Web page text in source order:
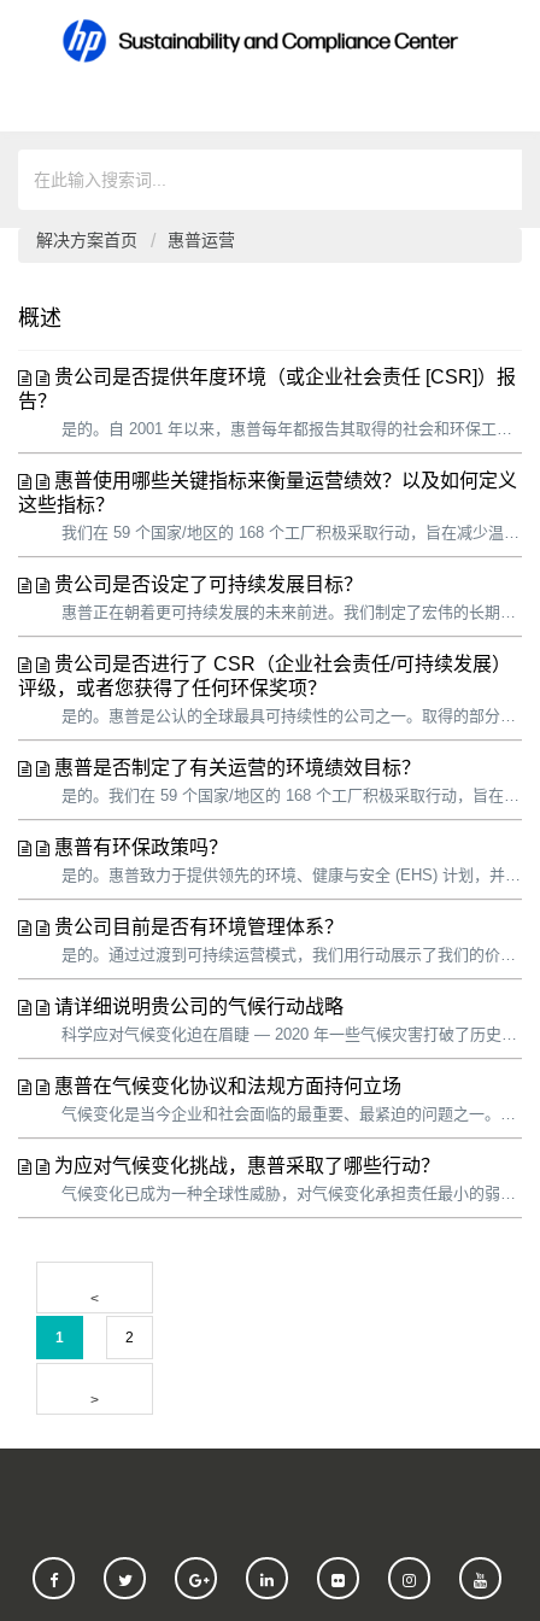
解决方案首页 惠普运营
概述
贵公司是否提供年度环境（或企业社会责任 [CSR]）报
告？
是的。自 2001 年以来，惠普每年都报告其取得的社会和环保工作进展。我们为客户、行业分析师、社会责任投资者、非政府组织 (NGO)、员工、可持续发展专家、政府等利益相关者提供详细的信息。 确定报告内容时，我们会考虑： • 我们的重要性评估 • 惠普高管和内容专家的意见 • 外部利益相...
惠普使用哪些关键指标来衡量运营绩效？以及如何定义
这些指标？
我们在 59 个国家/地区的 168 个工厂积极采取行动，旨在减少温室气体 (GHG) 排放、能源和水消耗以及废弃物的产生。尽管与惠普运营相关的温室气体排放仅占我们总体碳足迹的 1%，但是我们对自己的运营具有最大的控制力和影响力，也最有能力产生即时影响。通过过渡到可持续运营模式，我们用行动展示了我们的价值观，并...
贵公司是否设定了可持续发展目标？
惠普正在朝着更可持续发展的未来前进。我们制定了宏伟的长期目标，并将战略重点放在可以发挥最大影响的领域。 惠普支持联合国可持续发展目标 (SDG)，并一如既往地致力于推动实现与我们可持续发展战略密切相关的特定目标： 到 2025 年，在惠普个人系统和印刷产品组合中使用 30% 的消费后再生塑料。1 到 2...
贵公司是否进行了 CSR（企业社会责任/可持续发展）
评级，或者您获得了任何环保奖项？
是的。惠普是公认的全球最具可持续性的公司之一。取得的部分荣誉： 2020 年 CDP 排名排名 —— 全球唯一一家在 CDP 气候、森林和水资源保护方面获得 3A 评级并入围供应商参与度排行榜的科技公司。 全球 100 强 —— 连续 6 年入选“全球最具可持续性百强企业”榜单。 能源之星 —— 连续第...
惠普是否制定了有关运营的环境绩效目标？
是的。我们在 59 个国家/地区的 168 个工厂积极采取行动，旨在减少温室气体 (GHG) 排放、能源和水消耗以及废弃物的产生。通过过渡到可持续运营模式，我们用行动展示了我们的价值观，并为员工、客户、供应商、访客和其他人员提供了行业领先的实践。 惠普支持联合国可持续发展目标 (SDG)，并一如既往地致力于推...
惠普有环保政策吗？
是的。惠普致力于提供领先的环境、健康与安全 (EHS) 计划，并不断改进员工的人身安全保障。我们深知，我们的业务依赖并影响着环境，包括资源消耗、大气排放和水排放。我们始终致力于以负责任的方式开展业务，尽量减少运营对人类健康和环境的影响，同时提供可以在整个生命周期内实现安全、环保的产品和服务。为了兑现承诺，我们将...
贵公司目前是否有环境管理体系？
是的。通过过渡到可持续运营模式，我们用行动展示了我们的价值观，并为员工、客户、供应商、访客和其他人员提供了行业领先的实践。 我们的环境、健康与安全 (EHS) 政策和 EHS 管理系统（适用于所有惠普员工和承包商以及所有运营地点）可帮助我们管理对环境的影响，改善员工安全状况，核实我们对目标的实现进度以及对内部...
请详细说明贵公司的气候行动战略
科学应对气候变化迫在眉睫 — 2020 年一些气候灾害打破了历史记录，包括野火、季风和飓风。气候变化将影响所有企业和地区，其中低收入和有色人种群体受影响比较显著。要想减轻气候危机，保护自然环境和人类社区，我们必须改变我们制造、交付和使用产品的方式。 2021 年 4 月，我们制定了新的目标，确立了应对气候变化...
惠普在气候变化协议和法规方面持何立场
气候变化是当今企业和社会面临的最重要、最紧迫的问题之一。科学证据明确表明，气候变化影响非常严重，我们必须行动起来。惠普认为采取气候行动不仅是我们的责任，而且关系着企业的长远发展。惠普正在努力提高业务弹性，不断开拓创新以减轻气候变化的影响，并适应不断演变的全球业务和监管环境。我们认识到，客户和投资者都希望我们尽力...
为应对气候变化挑战，惠普采取了哪些行动？
气候变化已成为一种全球性威胁，对气候变化承担责任最小的弱势群体感受最为明显。科学应对气候变化迫在眉睫。我们整个社会在这个关键十年做出的决定将影响我们在整个 21 世纪以及未来的发展轨迹。 企业的作用是必不可少的。惠普不断进行自我革新，发展更高效的零碳循环经济，以解决气候变化带来的紧迫问题，这是惠普可持续发展战...
1 2